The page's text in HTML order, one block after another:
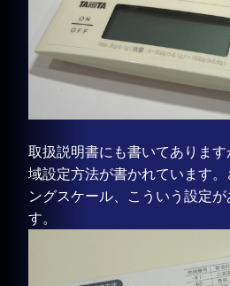
取扱説明書にも書いてありま
域設定方法が書かれています
ングスケール、こういう設定
す。